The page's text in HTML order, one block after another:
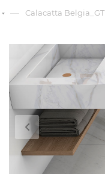
— Calacatta Belgia_GT